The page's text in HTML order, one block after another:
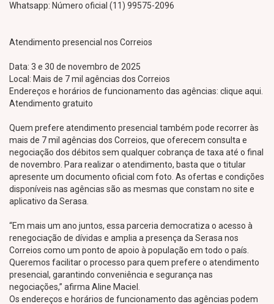
Whatsapp: Número oficial (11) 99575-2096
Atendimento presencial nos Correios
Data: 3 e 30 de novembro de 2025
Local: Mais de 7 mil agências dos Correios
Endereços e horários de funcionamento das agências: clique aqui.
Atendimento gratuito
Quem prefere atendimento presencial também pode recorrer às
mais de 7 mil agências dos Correios, que oferecem consulta e
negociação dos débitos sem qualquer cobrança de taxa até o final
de novembro. Para realizar o atendimento, basta que o titular
apresente um documento oficial com foto. As ofertas e condições
disponíveis nas agências são as mesmas que constam no site e
aplicativo da Serasa.
“Em mais um ano juntos, essa parceria democratiza o acesso à
renegociação de dívidas e amplia a presença da Serasa nos
Correios como um ponto de apoio à população em todo o país.
Queremos facilitar o processo para quem prefere o atendimento
presencial, garantindo conveniência e segurança nas
negociações,” afirma Aline Maciel.
Os endereços e horários de funcionamento das agências podem